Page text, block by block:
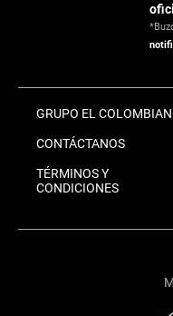
GRUPO EL
CONTÁCTANOS
TÉRMINOS Y
CONDICIONES